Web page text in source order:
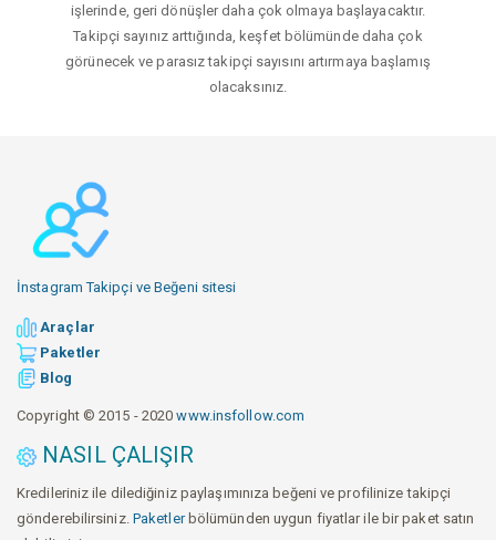
işlerinde, geri dönüşler daha çok olmaya başlayacaktır.
Takipçi sayınız arttığında, keşfet bölümünde daha çok
görünecek ve parasız takipçi sayısını artırmaya başlamış
olacaksınız.
İnstagram Takipçi ve Beğeni sitesi
Araçlar
Paketler
Blog
Copyright © 2015 - 2020www.insfollow.com
NASIL ÇALIŞIR
Kredileriniz ile dilediğiniz paylaşımınıza beğeni ve profilinize takipçi
gönderebilirsiniz. Paketlerbölümünden uygun fiyatlar ile bir paket satın